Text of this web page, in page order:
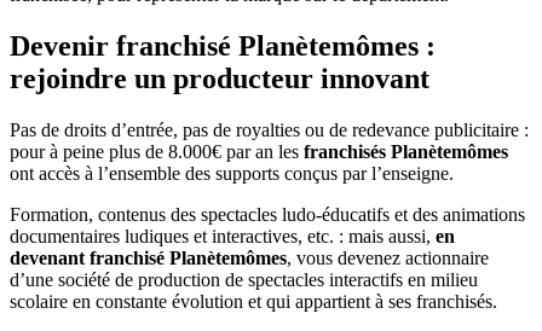
Devenir franchisé Planètemômes :
rejoindre un producteur innovant
Pas de droits d’entrée, pas de royalties ou de redevance publicitaire :
pour à peine plus de 8.000€ par an les franchisés Planètemômes
ont accès à l’ensemble des supports conçus par l’enseigne.
Formation, contenus des spectacles ludo-éducatifs et des animations
documentaires ludiques et interactives, etc. : mais aussi, en
devenant franchisé Planètemômes, vous devenez actionnaire
d’une société de production de spectacles interactifs en milieu
scolaire en constante évolution et qui appartient à ses franchisés.